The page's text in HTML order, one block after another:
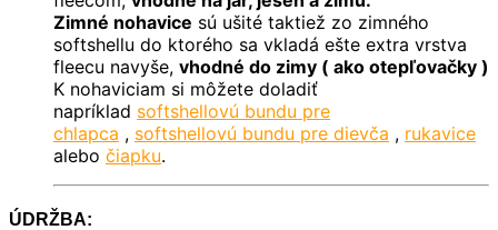
Zimné nohavice sú ušité taktiež zo zimného
softshellu do ktorého sa vkladá ešte extra vrstva
fleecu navyše, vhodné do zimy ( ako otepľovačky )
K nohaviciam si môžete doladiť
napríklad softshellovú bundu pre
chlapca , softshellovú bundu pre dievča , rukavice
alebo čiapku.
ÚDRŽBA: